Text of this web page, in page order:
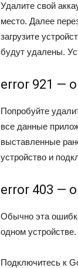
Удалите свой
место. Далее
загрузите
будут удалены.
error 921 —
Попробуйте
все данные
выставленные
устройство и
error 403 —
Обычно эта
одном устройстве.
Подключитесь к